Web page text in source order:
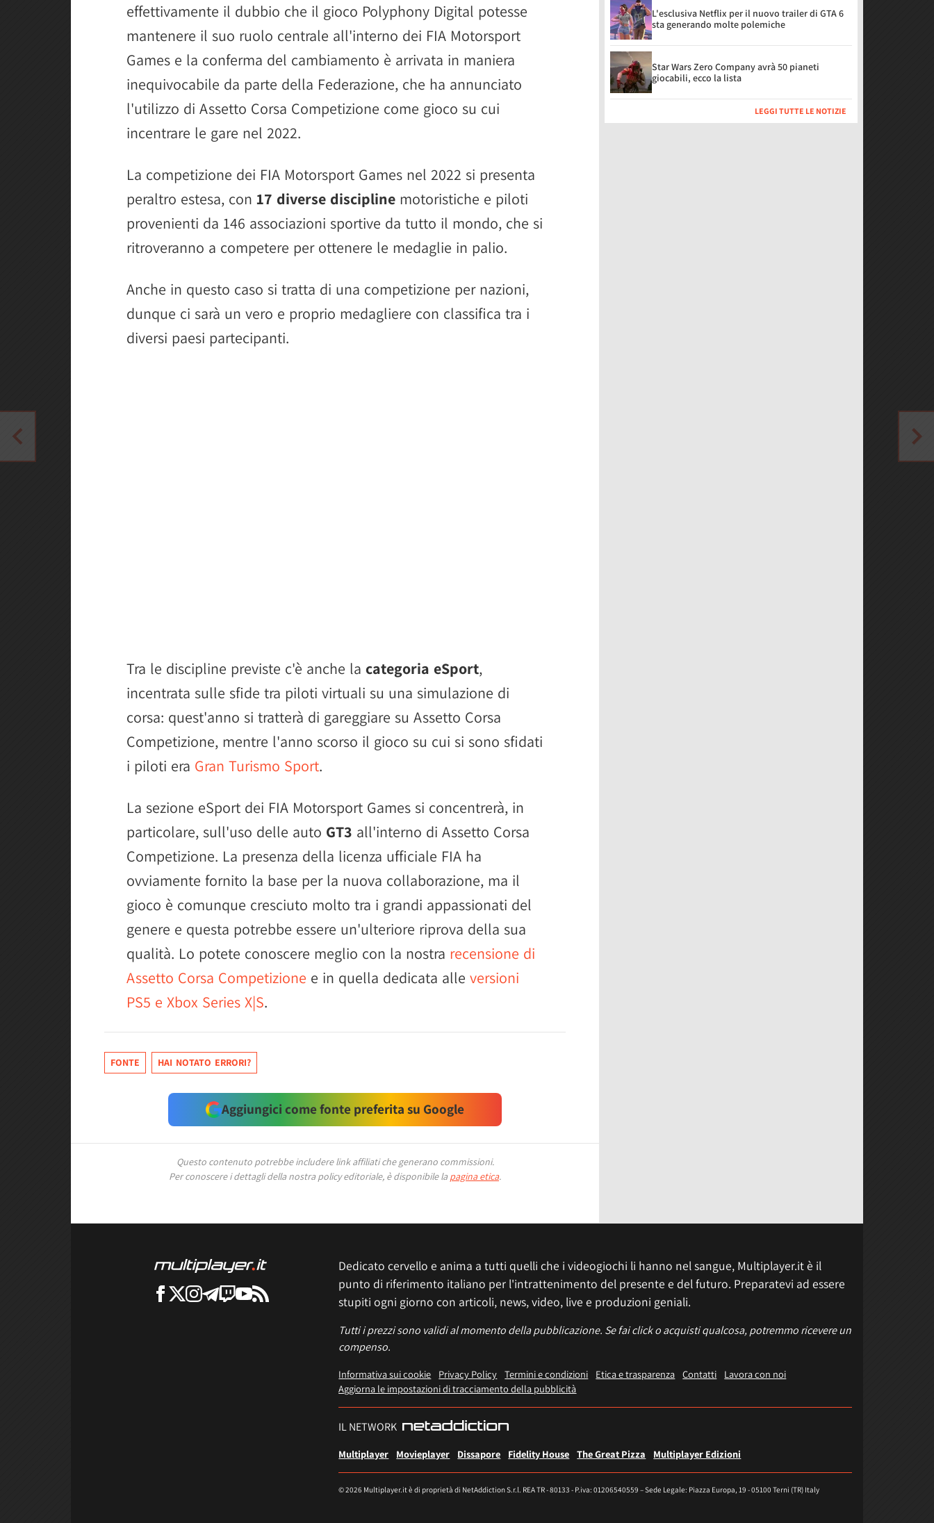
effettivamente il dubbio che il gioco Polyphony Digital potesse
mantenere il suo ruolo centrale all'interno dei FIA Motorsport
Games e la conferma del cambiamento è arrivata in maniera
inequivocabile da parte della Federazione, che ha annunciato
l'utilizzo di Assetto Corsa Competizione come gioco su cui
incentrare le gare nel 2022.
La competizione dei FIA Motorsport Games nel 2022 si presenta
peraltro estesa, con 17 diverse discipline motoristiche e piloti
provenienti da 146 associazioni sportive da tutto il mondo, che si
ritroveranno a competere per ottenere le medaglie in palio.
Anche in questo caso si tratta di una competizione per nazioni,
dunque ci sarà un vero e proprio medagliere con classifica tra i
diversi paesi partecipanti.
Tra le discipline previste c'è anche la categoria eSport,
incentrata sulle sfide tra piloti virtuali su una simulazione di
corsa: quest'anno si tratterà di gareggiare su Assetto Corsa
Competizione, mentre l'anno scorso il gioco su cui si sono sfidati
i piloti era Gran Turismo Sport.
La sezione eSport dei FIA Motorsport Games si concentrerà, in
particolare, sull'uso delle auto GT3 all'interno di Assetto Corsa
Competizione. La presenza della licenza ufficiale FIA ha
ovviamente fornito la base per la nuova collaborazione, ma il
gioco è comunque cresciuto molto tra i grandi appassionati del
genere e questa potrebbe essere un'ulteriore riprova della sua
qualità. Lo potete conoscere meglio con la nostra recensione di
Assetto Corsa Competizione e in quella dedicata alle versioni
PS5 e Xbox Series X|S.
FONTE HAI NOTATO ERRORI?
Aggiungici come fonte preferita su Google
Questo contenuto potrebbe includere link affiliati che generano commissioni.
Per conoscere i dettagli della nostra policy editoriale, è disponibile la pagina etica.
L'esclusiva Netflix per il nuovo trailer di GTA 6
sta generando molte polemiche
Star Wars Zero Company avrà 50 pianeti
giocabili, ecco la lista
LEGGI TUTTE LE NOTIZIE
Dedicato cervello e anima a tutti quelli che i videogiochi li hanno nel sangue, Multiplayer.it è il
punto di riferimento italiano per l'intrattenimento del presente e del futuro. Preparatevi ad essere
stupiti ogni giorno con articoli, news, video, live e produzioni geniali.
Tutti i prezzi sono validi al momento della pubblicazione. Se fai click o acquisti qualcosa, potremmo ricevere un
compenso.
Informativa sui cookie Privacy Policy Termini e condizioni Etica e trasparenza Contatti
Lavora con noi
Aggiorna le impostazioni di tracciamento della pubblicità
IL NETWORK
Multiplayer Movieplayer Dissapore Fidelity House The Great Pizza Multiplayer Edizioni
© 2026 Multiplayer.it è di proprietà di NetAddiction S.r.l. REA TR - 80133 - P.iva: 01206540559 – Sede Legale: Piazza Europa, 19 - 05100 Terni (TR) Italy